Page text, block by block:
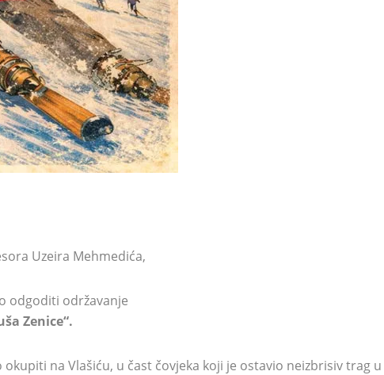
Uzeira Mehmedića,
odgoditi održavanje
Zenice“.
na Vlašiću, u čast čovjeka koji je ostavio neizbrisiv trag